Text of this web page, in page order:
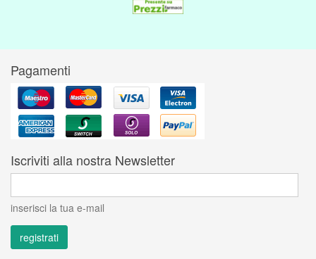
Pagamenti
Iscriviti alla nostra Newsletter
inserisci la tua e-mail